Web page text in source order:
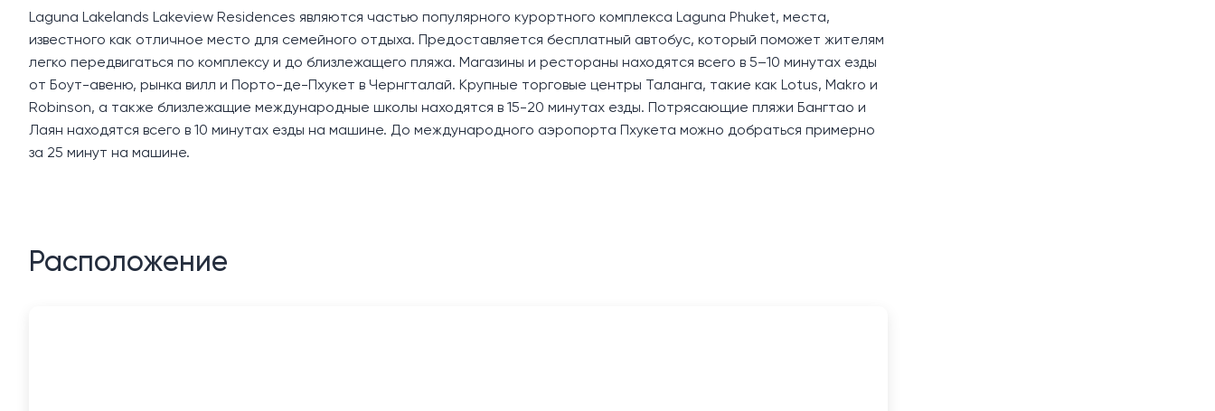
Laguna Lakelands Lakeview Residences являются частью популярного курортного комплекса Laguna Phuket, места,
известного как отличное место для семейного отдыха. Предоставляется бесплатный автобус, который поможет жителям
легко передвигаться по комплексу и до близлежащего пляжа. Магазины и рестораны находятся всего в 5–10 минутах езды
от Боут-авеню, рынка вилл и Порто-де-Пхукет в Чернгталай. Крупные торговые центры Таланга, такие как Lotus, Makro и
Robinson, а также близлежащие международные школы находятся в 15-20 минутах езды. Потрясающие пляжи Бангтао и
Лаян находятся всего в 10 минутах езды на машине. До международного аэропорта Пхукета можно добраться примерно
за 25 минут на машине.
Расположение